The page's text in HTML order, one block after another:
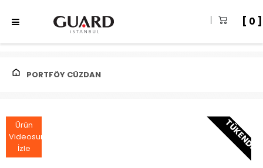
0
PORTFÖY CÜZDAN
Ürün
Videosunu
İzle
TÜKENDI